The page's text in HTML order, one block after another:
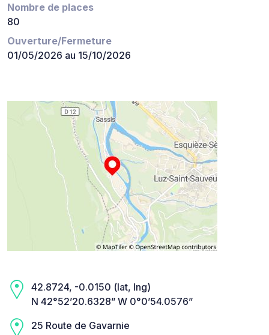
Nombre de places
80
Ouverture/Fermeture
01/05/2026 au 15/10/2026
42.8724, -0.0150 (lat, lng)
N 42°52’20.6328” W 0°0’54.0576”
25 Route de Gavarnie